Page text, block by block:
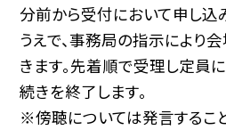
分前から受付において申し込
うえで、事務局の指示により
きます。先着順で受理し定員
続きを終了します。
※傍聴については発言するこ